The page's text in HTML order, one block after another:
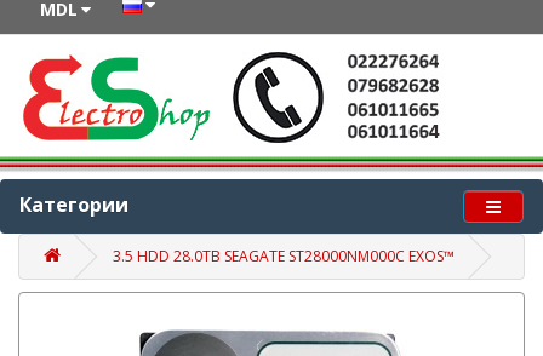
MDL
Категории
3.5 HDD 28.0TB SEAGATE ST28000NM000C EXOS™